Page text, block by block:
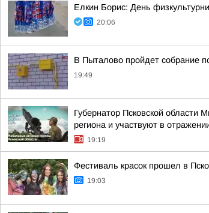
Елкин Борис: День
20:06
В Пыталово пройдет собрание
19:49
Губернатор Псковской области
региона и участвуют в
19:19
Фестиваль красок прошел в
19:03